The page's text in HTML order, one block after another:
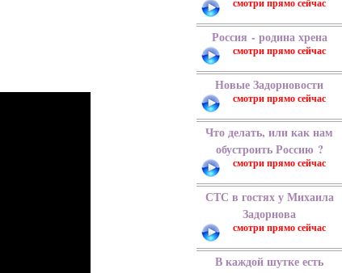
Россия - родина хрена
Новые Задорновости
Что делать, или как нам
обустроить Россию ?
СТС в гостях у Михаила
Задорнова
В каждой шутке есть